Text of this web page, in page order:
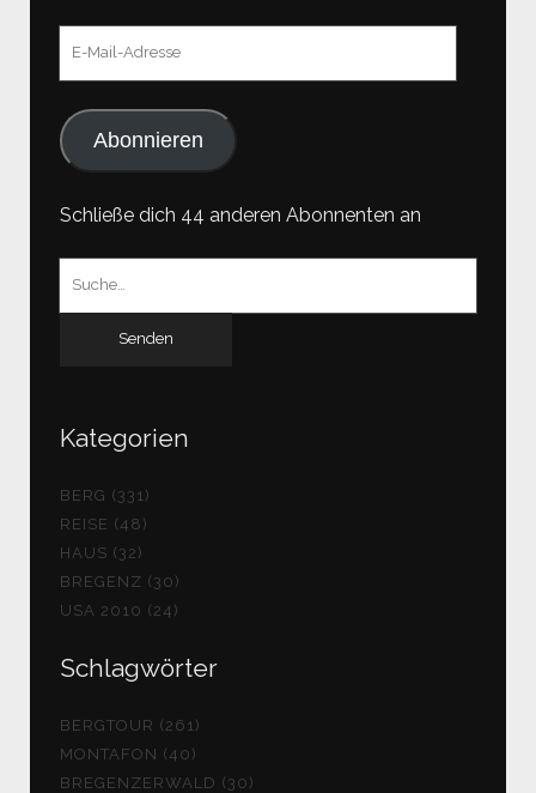
Abonnieren
Schließe dich 44 anderen Abonnenten an
Kategorien
BERG (331)
REISE (48)
HAUS (32)
BREGENZ (30)
USA 2010 (24)
Schlagwörter
BERGTOUR (261)
MONTAFON (40)
BREGENZERWALD (30)